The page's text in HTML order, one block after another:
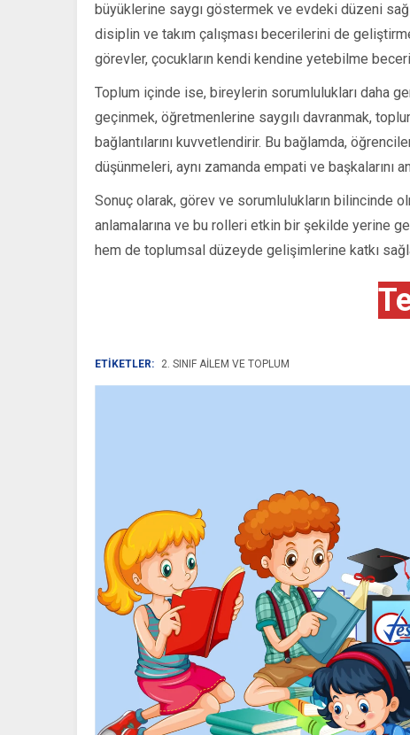
büyüklerine saygı göstermek ve evdeki düzeni
disiplin ve takım çalışması becerilerini de
görevler, çocukların kendi kendine yetebilme
Toplum içinde ise, bireylerin sorumlulukları daha
geçinmek, öğretmenlerine saygılı davranmak,
bağlantılarını kuvvetlendirir. Bu bağlamda,
düşünmeleri, aynı zamanda empati ve başkalarını
Sonuç olarak, görev ve sorumlulukların bilincinde
anlamalarına ve bu rolleri etkin bir şekilde yerine
hem de toplumsal düzeyde gelişimlerine katkı
ETİKETLER: 2. SINIF AILEM VE TOPLUM